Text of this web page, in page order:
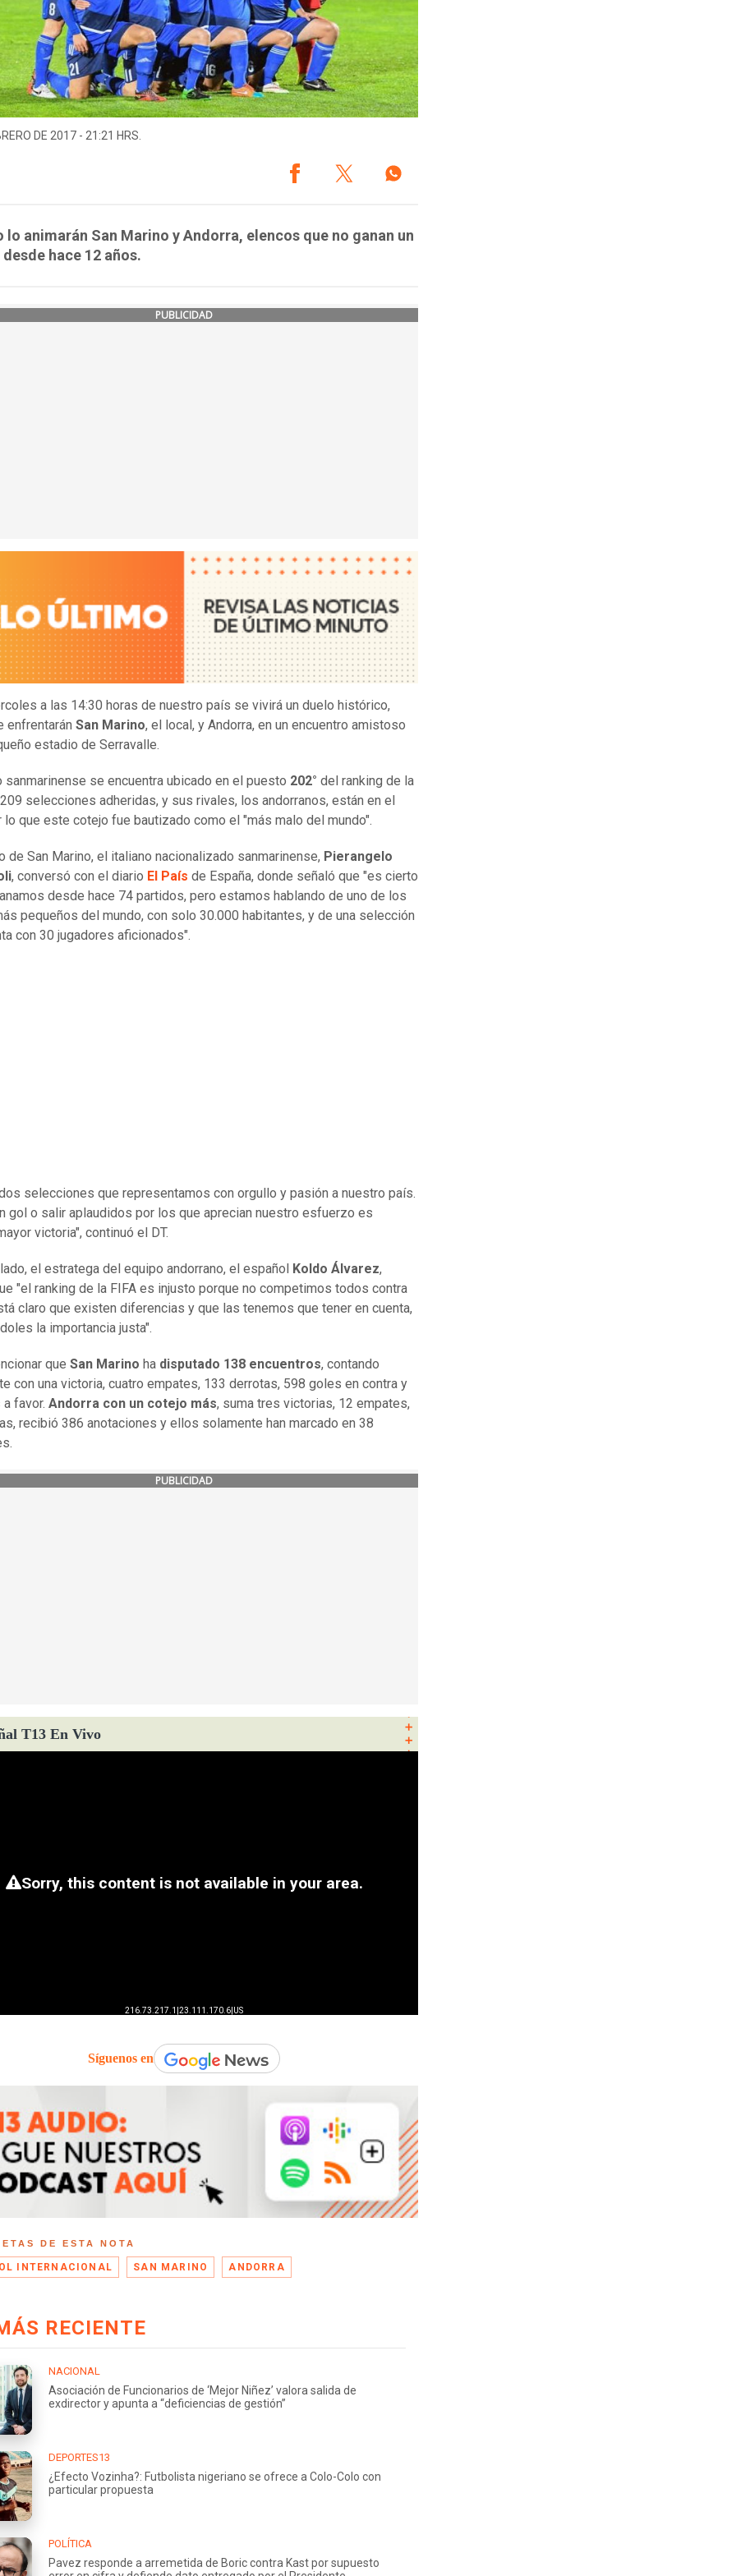
DE 2017 - 21:21 HRS.
lo animarán San Marino y Andorra, elencos que no ganan un
hace 12 años.
PUBLICIDAD
a las 14:30 horas de nuestro país se vivirá un duelo histórico,
enfrentarán San Marino, el local, y Andorra, en un encuentro amistoso
estadio de Serravalle.
sanmarinense se encuentra ubicado en el puesto 202° del ranking de la
selecciones adheridas, y sus rivales, los andorranos, están en el
lo que este cotejo fue bautizado como el "más malo del mundo".
de San Marino, el italiano nacionalizado sanmarinense, Pierangelo
, conversó con el diario El País de España, donde señaló que "es cierto
desde hace 74 partidos, pero estamos hablando de uno de los
pequeños del mundo, con solo 30.000 habitantes, y de una selección
con 30 jugadores aficionados".
selecciones que representamos con orgullo y pasión a nuestro país.
gol o salir aplaudidos por los que aprecian nuestro esfuerzo es
victoria", continuó el DT.
el estratega del equipo andorrano, el español Koldo Álvarez,
"el ranking de la FIFA es injusto porque no competimos todos contra
claro que existen diferencias y que las tenemos que tener en cuenta,
la importancia justa".
que San Marino ha disputado 138 encuentros, contando
con una victoria, cuatro empates, 133 derrotas, 598 goles en contra y
favor. Andorra con un cotejo más, suma tres victorias, 12 empates,
recibió 386 anotaciones y ellos solamente han marcado en 38
PUBLICIDAD
T13 En Vivo
Síguenos en
DE ESTA NOTA
INTERNACIONAL SAN MARINO ANDORRA
RECIENTE
NACIONAL
Asociación de Funcionarios de ‘Mejor Niñez’ valora salida de
exdirector y apunta a “deficiencias de gestión”
DEPORTES13
¿Efecto Vozinha?: Futbolista nigeriano se ofrece a Colo-Colo con
particular propuesta
POLÍTICA
Pavez responde a arremetida de Boric contra Kast por supuesto